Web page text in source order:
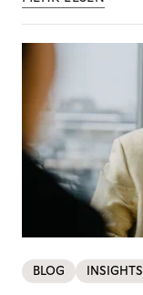
BLOG INSIGHTS